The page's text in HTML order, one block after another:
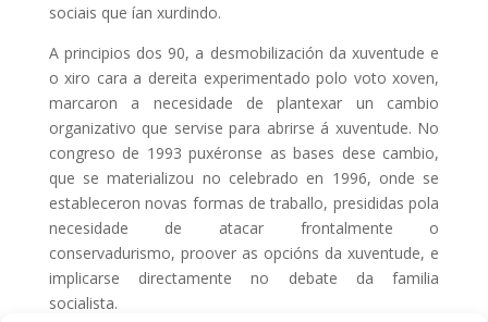
sociais que ían xurdindo.
A principios dos 90, a desmobilización da xuventude e
o xiro cara a dereita experimentado polo voto xoven,
marcaron a necesidade de plantexar un cambio
organizativo que servise para abrirse á xuventude. No
congreso de 1993 puxéronse as bases dese cambio,
que se materializou no celebrado en 1996, onde se
estableceron novas formas de traballo, presididas pola
necesidade de atacar frontalmente o
conservadurismo, proover as opcións da xuventude, e
implicarse directamente no debate da familia
socialista.